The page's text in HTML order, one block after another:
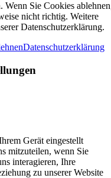
Wenn Sie Cookies
nicht richtig. Weitere
Datenschutzerklärung.
Datenschutzerklärung
Gerät eingestellt
mitzuteilen, wenn Sie
interagieren, Ihre
zu unserer Website